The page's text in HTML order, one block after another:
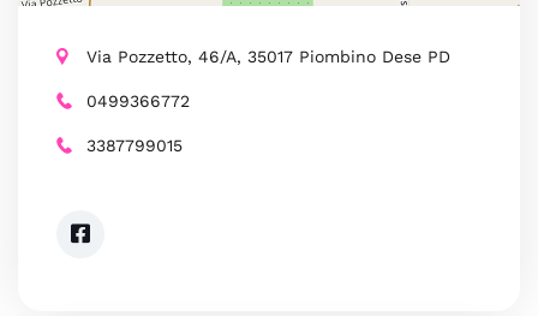
Via Pozzetto, 46/A, 35017 Piombino Dese PD
0499366772
3387799015